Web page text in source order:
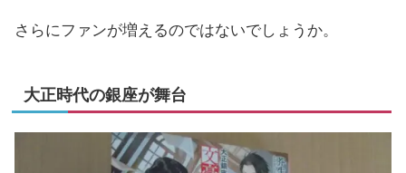
さらにファンが増えるのではないでしょうか。
大正時代の銀座が舞台